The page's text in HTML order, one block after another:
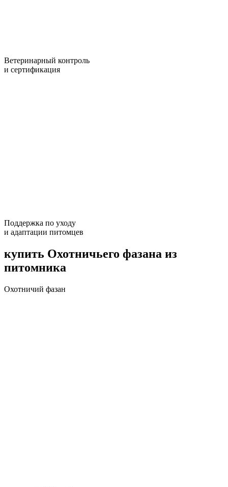
Ветеринарный контроль
и сертификация
Поддержка по уходу
и адаптации питомцев
купить Охотничьего фазана из
питомника
Охотничий фазан